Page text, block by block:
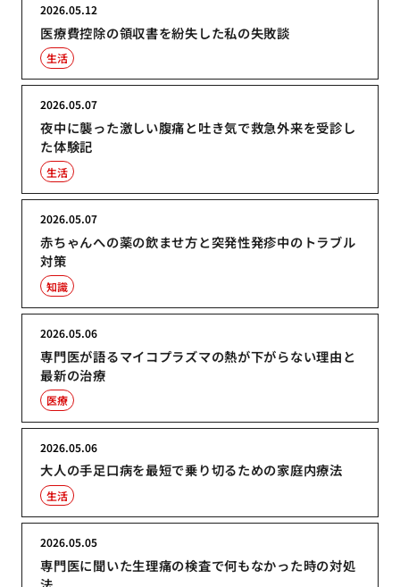
医療費控除の領収書を紛失した私の失敗談
2026.05.12
生活
夜中に襲った激しい腹痛と吐き気で救急外来を受診し
た体験記
2026.05.07
生活
赤ちゃんへの薬の飲ませ方と突発性発疹中のトラブル
対策
2026.05.07
知識
専門医が語るマイコプラズマの熱が下がらない理由と
最新の治療
2026.05.06
医療
大人の手足口病を最短で乗り切るための家庭内療法
2026.05.06
生活
専門医に聞いた生理痛の検査で何もなかった時の対処
2026.05.05